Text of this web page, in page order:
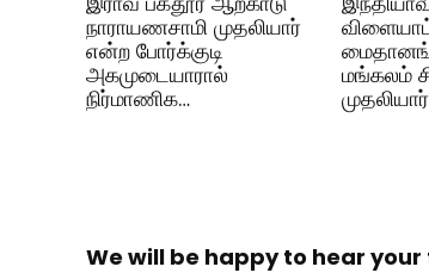
நாராயணசாமி முதலியார்
என்ற போர்க்குடி
அகமுடையாரால்
நிர்மாணிக…
மங்கலம்
We will be happy to hear